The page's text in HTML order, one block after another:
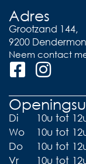
Adres
Grootzand 144,
9200
Neem contact
Di
10u tot
Wo
10u tot
Do
10u tot
Vr
10u tot